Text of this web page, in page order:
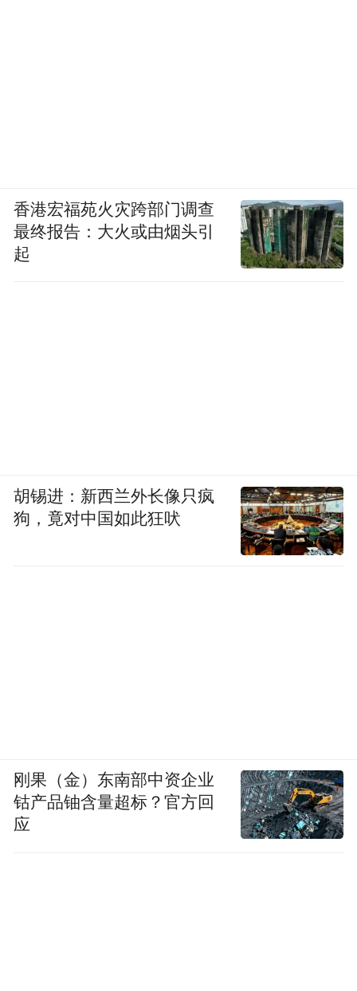
香港宏福苑火灾跨部门调查
最终报告：大火或由烟头引
起
胡锡进：新西兰外长像只疯
狗，竟对中国如此狂吠
刚果（金）东南部中资企业
钴产品铀含量超标？官方回
应